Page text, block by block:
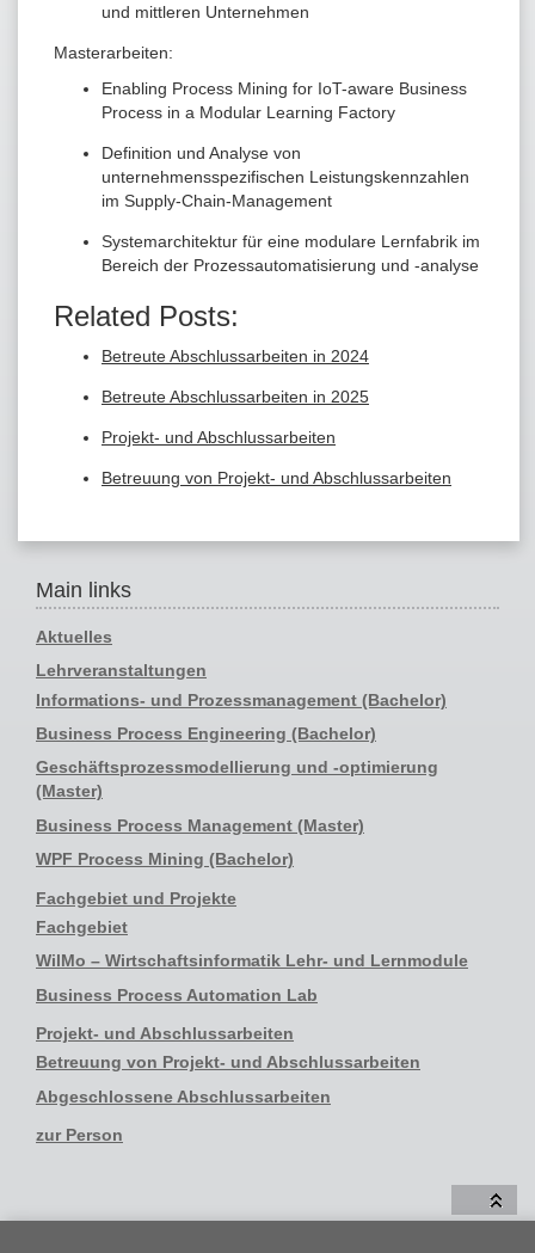
und mittleren Unternehmen
Masterarbeiten:
Enabling Process Mining for IoT-aware Business
Process in a Modular Learning Factory
Definition und Analyse von
unternehmensspezifischen Leistungskennzahlen
im Supply-Chain-Management
Systemarchitektur für eine modulare Lernfabrik im
Bereich der Prozessautomatisierung und -analyse
Related Posts:
Betreute Abschlussarbeiten in 2024
Betreute Abschlussarbeiten in 2025
Projekt- und Abschlussarbeiten
Betreuung von Projekt- und Abschlussarbeiten
Main links
Aktuelles
Lehrveranstaltungen
Informations- und Prozessmanagement (Bachelor)
Business Process Engineering (Bachelor)
Geschäftsprozessmodellierung und -optimierung
(Master)
Business Process Management (Master)
WPF Process Mining (Bachelor)
Fachgebiet und Projekte
Fachgebiet
WilMo – Wirtschaftsinformatik Lehr- und Lernmodule
Business Process Automation Lab
Projekt- und Abschlussarbeiten
Betreuung von Projekt- und Abschlussarbeiten
Abgeschlossene Abschlussarbeiten
zur Person